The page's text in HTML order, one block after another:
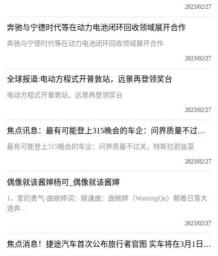
2023/02/27
奔驰与宁德时代等在动力电池闭环回收领域展开合作
奔驰与宁德时代等在动力电池闭环回收领域展开合作
2023/02/27
全球报道:电动方程式开普敦站，远景再登领奖台
电动方程式开普敦站，远景再登领奖台
2023/02/27
焦点讯息：最有可能登上315晚会的车企：问界质量不过关，特斯拉割韭菜
最有可能登上315晚会的车企：问界质量不过关，特斯拉割韭菜
2023/02/27
偶像就该酱婶杨可_偶像就该酱婶
1、爱的勇气-曲婉婷词：姚谦曲：曲婉婷（WantingQu）朝着日落大
道奔...
2023/02/27
焦点消息！捷途汽车首次公布旅行者官图 实车将在3月1日亮相